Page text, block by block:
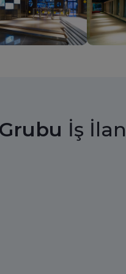
İş